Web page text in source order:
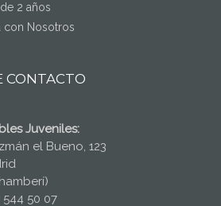
2 años
con Nosotros
CONTACTO
Juveniles:
el Bueno, 123
50 07